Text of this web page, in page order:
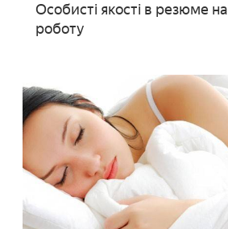
Особисті якості в резюме на
роботу